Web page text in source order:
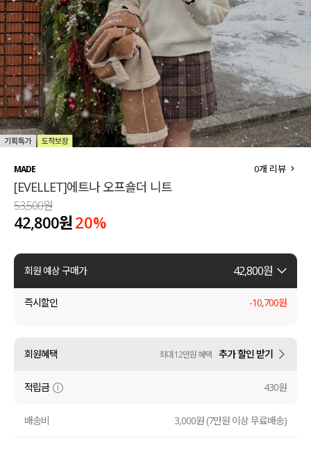
MADE
세트할인 ~30%
하객룩
살안타템
110사이즈
티셔츠
팬츠
셔츠
원피스
수영복
아우터
니트
블라우스
원피스
팬츠
스커트
언더웨어
MADE
[EVELLET]에트나 오프숄더 니트
0개 리뷰
53,500원
42,800원 20%
회원 예상 구매가 42,800원
즉시할인 -10,700원
회원혜택 최대 12만원 혜택 추가 할인 받기
적립금 430원
배송비 3,000원 (7만원 이상 무료배송)